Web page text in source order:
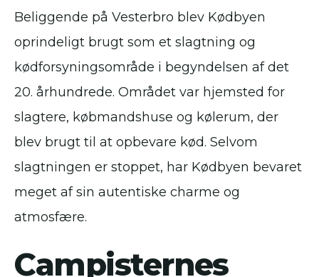
Beliggende på Vesterbro blev Kødbyen
oprindeligt brugt som et slagtning og
kødforsyningsområde i begyndelsen af det
20. århundrede. Området var hjemsted for
slagtere, købmandshuse og kølerum, der
blev brugt til at opbevare kød. Selvom
slagtningen er stoppet, har Kødbyen bevaret
meget af sin autentiske charme og
atmosfære.
Campisternes